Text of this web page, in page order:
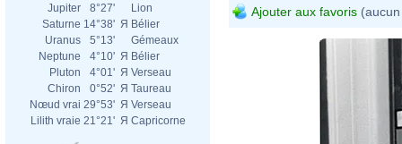
Jupiter
8°27'
Lion
Saturne 14°38' Я Bélier
Uranus
5°13'
Gémeaux
Neptune
4°10' Я Bélier
Pluton
4°01' Я Verseau
Chiron
0°52' Я Taureau
Nœud vrai 29°53' Я Verseau
Lilith vraie 21°21' Я Capricorne
Ajouter aux favoris